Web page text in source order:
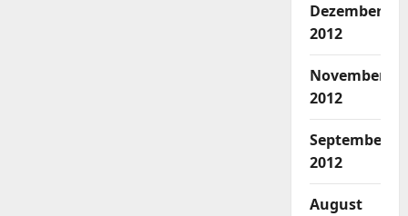
Dezember
2012
November
2012
September
2012
August